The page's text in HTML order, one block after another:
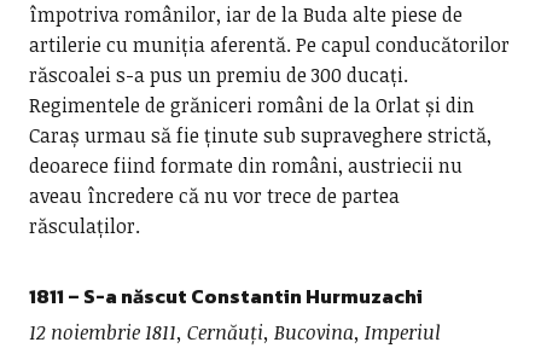
împotriva românilor, iar de la Buda alte piese de
artilerie cu muniția aferentă. Pe capul conducătorilor
răscoalei s-a pus un premiu de 300 ducați.
Regimentele de grăniceri români de la Orlat și din
Caraș urmau să fie ținute sub supraveghere strictă,
deoarece fiind formate din români, austriecii nu
aveau încredere că nu vor trece de partea
răsculaților.
1811 – S-a născut Constantin Hurmuzachi
12 noiembrie 1811, Cernăuți, Bucovina, Imperiul